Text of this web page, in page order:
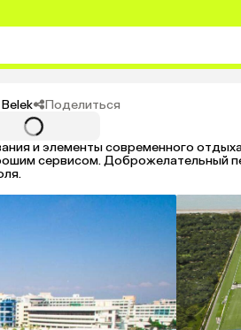
Поделиться
и элементы современного
сервисом. Доброжелательный